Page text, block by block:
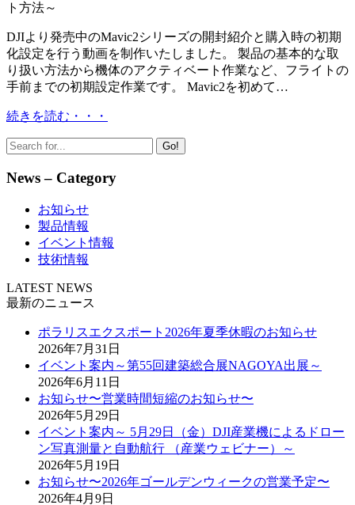
DJIより発売中のMavic2シリーズの開封紹介と購入時の初期
化設定を行う動画を制作いたしました。 製品の基本的な取
り扱い方法から機体のアクティベート作業など、フライトの
手前までの初期設定作業です。 Mavic2を初めて…
続きを読む・・・
Go!
News – Category
お知らせ
製品情報
イベント情報
技術情報
LATEST NEWS
最新のニュース
ポラリスエクスポート2026年夏季休暇のお知らせ
2026年7月31日
イベント案内～第55回建築総合展NAGOYA出展～
2026年6月11日
お知らせ〜営業時間短縮のお知らせ〜
2026年5月29日
イベント案内～ 5月29日（金）DJI産業機によるドロー
ン写真測量と自動航行 （産業ウェビナー）～
2026年5月19日
お知らせ〜2026年ゴールデンウィークの営業予定〜
2026年4月9日